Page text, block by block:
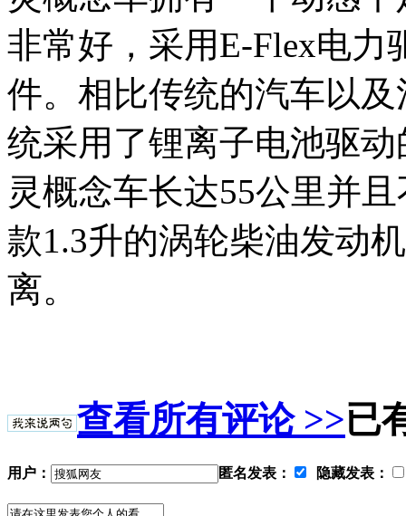
非常好，采用E-Flex电
件。相比传统的汽车以
统采用了锂离子电池驱
灵概念车长达55公里并
款1.3升的涡轮柴油发动
离。
查看所有评论 >>已
用户： 匿名发表： 隐藏发表：